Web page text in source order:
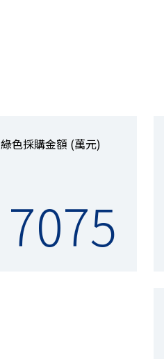
綠色採購金額 (萬元)
7075